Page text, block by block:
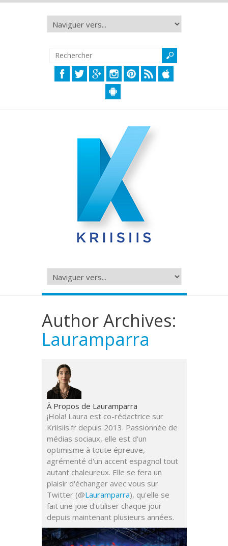
Author Archives:
Lauramparra
À Propos de Lauramparra
¡Hola! Laura est co-rédactrice sur
Kriisiis.fr depuis 2013. Passionnée de
médias sociaux, elle est d'un
optimisme à toute épreuve,
agrémenté d'un accent espagnol tout
autant chaleureux. Elle se fera un
plaisir d'échanger avec vous sur
Twitter (@Lauramparra), qu'elle se
fait une joie d'utiliser chaque jour
depuis maintenant plusieurs années.